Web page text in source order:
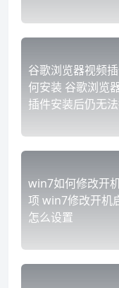
谷歌浏览器视频
何安装 谷歌浏览
插件安装后仍无
win7如何修改开
项 win7修改开机
怎么设置